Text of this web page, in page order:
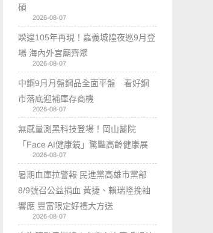
碩
2026-08-07
睽違105年再現！嘉義城隍夜巡9月登
場 海內外宮廟齊聚
2026-08-07
中鋼9月月盤鋼品全面平盤 看好鋼
市落底迎補庫存商機
2026-08-07
無感量測黑科技登場！岡山醫院
「Face AI健康鏡」驚豔高齡健康展
2026-08-07
暑期血庫拉警報 民進黨高雄市黨部
8/9號召公益捐血 黃捷、賴瑞隆挽袖
響應 豐富限定好禮大方送
2026-08-07